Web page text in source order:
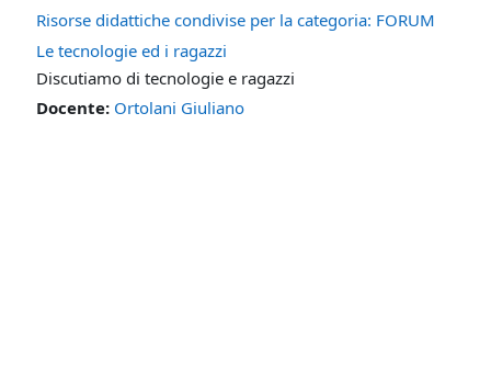
Risorse didattiche condivise per la categoria: FORUM
Le tecnologie ed i ragazzi
Discutiamo di tecnologie e ragazzi
Docente: Ortolani Giuliano